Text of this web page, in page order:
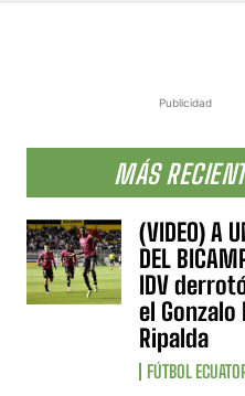
Publicidad
MÁS
(VIDEO) A
DEL
IDV
el Gonzalo
Ripalda
FÚTBOL